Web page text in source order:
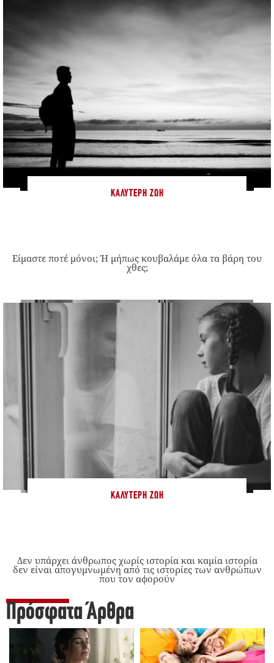
ΚΑΛΎΤΕΡΗ ΖΩΉ
Είμαστε ποτέ μόνοι; Ή μήπως κουβαλάμε όλα τα βάρη του
χθες;
ΚΑΛΎΤΕΡΗ ΖΩΉ
Δεν υπάρχει άνθρωπος χωρίς ιστορία και καμία ιστορία
δεν είναι απογυμνωμένη από τις ιστορίες των ανθρώπων
που τον αφορούν
Πρόσφατα Άρθρα